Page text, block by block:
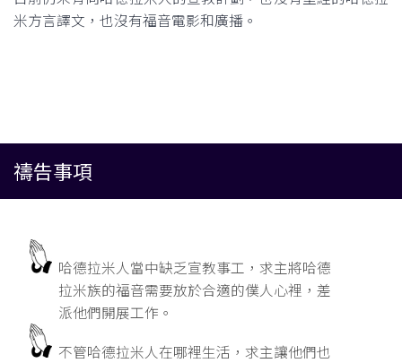
米方言譯文，也沒有福音電影和廣播。
禱告事項
哈德拉米人當中缺乏宣教事工，求主將哈德
拉米族的福音需要放於合適的僕人心裡，差
派他們開展工作。
不管哈德拉米人在哪裡生活，求主讓他們也